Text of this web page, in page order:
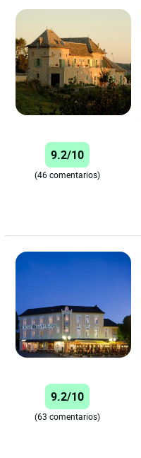
9.2/10
(46 comentarios)
9.2/10
(63 comentarios)